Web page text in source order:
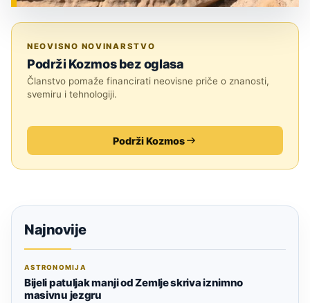
NEOVISNO NOVINARSTVO
Podrži Kozmos bez oglasa
Članstvo pomaže financirati neovisne priče o znanosti,
svemiru i tehnologiji.
Podrži Kozmos
Najnovije
ASTRONOMIJA
Bijeli patuljak manji od Zemlje skriva iznimno
masivnu jezgru